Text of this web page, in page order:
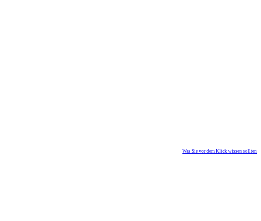
Was Sie vor dem Klick wissen sollten